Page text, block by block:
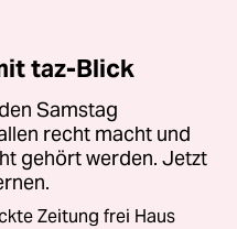
taz-Blick
Samstag
recht macht und
gehört werden. Jetzt
Zeitung frei Haus